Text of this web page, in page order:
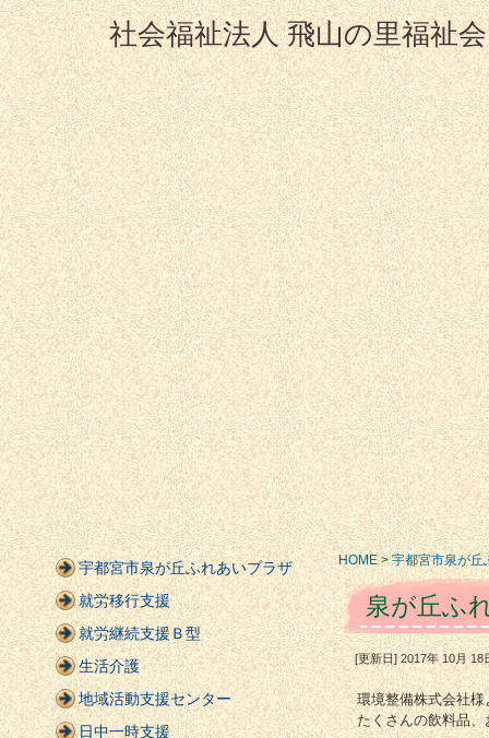
社会福祉法人 飛山の里福祉会
HOME>宇都宮市泉が丘
泉が丘ふ
[更新日] 2017年 10月
環境整備株式会社
たくさんの飲料品
宇都宮市泉が丘ふれあいプラザ
就労移行支援
就労継続支援Ｂ型
生活介護
地域活動支援センター
日中一時支援